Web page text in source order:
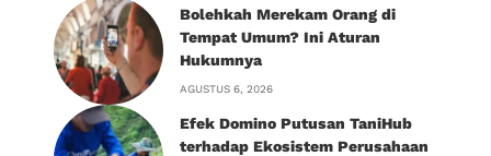
Bolehkah Merekam Orang di
Tempat Umum? Ini Aturan
Hukumnya
AGUSTUS 6, 2026
Efek Domino Putusan TaniHub
terhadap Ekosistem Perusahaan